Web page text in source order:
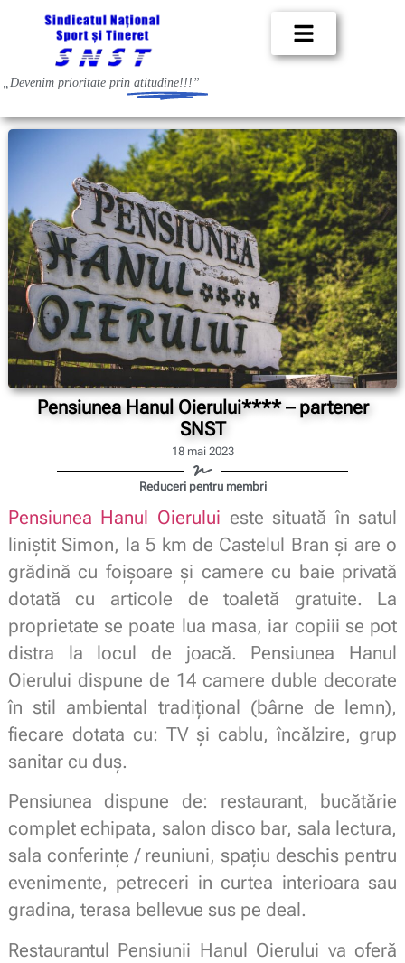
„Devenim prioritate prin atitudine!!!”
Pensiunea Hanul Oierului**** – partener
SNST
18 mai 2023
Reduceri pentru membri
Pensiunea Hanul Oierului este situată în satul
liniștit Simon, la 5 km de Castelul Bran și are o
grădină cu foișoare și camere cu baie privată
dotată cu articole de toaletă gratuite. La
proprietate se poate lua masa, iar copiii se pot
distra la locul de joacă. Pensiunea Hanul
Oierului dispune de 14 camere duble decorate
în stil ambiental tradițional (bârne de lemn),
fiecare dotata cu: TV și cablu, încălzire, grup
sanitar cu duș.
Pensiunea dispune de: restaurant, bucătărie
complet echipata, salon disco bar, sala lectura,
sala conferințe / reuniuni, spațiu deschis pentru
evenimente, petreceri in curtea interioara sau
gradina, terasa bellevue sus pe deal.
Restaurantul Pensiunii Hanul Oierului va oferă